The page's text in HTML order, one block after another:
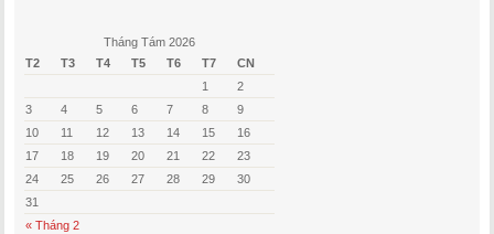
Tháng Tám 2026
T2
T3 T4 T5 T6 T7 CN
« Tháng 2
1
2
3
4 5 6 7 8
9
10
11 12 13 14 15
16
17
18 19 20 21 22
23
24
25 26 27 28 29
30
31